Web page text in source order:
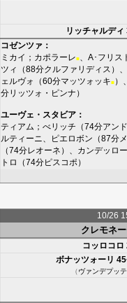
リッチャルディ
コゼンツァ ：
ミカイ ； カポラーレ■ A･フリス
ツィ
（88分クルファリディス ）、
ェルヴォ
（60分マッツォッキ■ ）、
分リッツォ・ピンナ ）
ユーヴェ・スタビア ：
ティアム ； べリッチ （74分アン
ルティーニ
ピエロボン （87分
（74分レオーネ ）、 カンデッロ
トロ
（74分ピスコポ ）
10/26
クレモネ
コッロコロ
ボナッツォーリ
（ヴァンデプッテ